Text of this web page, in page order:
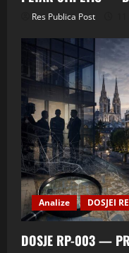
Res Publica Post
Analize DOSJEI
DOSJE RP-003 —